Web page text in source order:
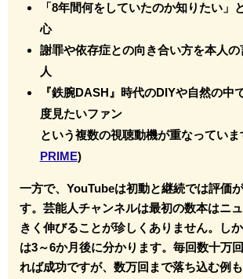
「8年間何をしていたのか知りたい」
心
謝罪や依存症との向き合い方を本人
人
『鉄腕DASH』時代のDIYや自然の中
度見たいファン
という複数の視聴動機が重なっていま
PRIME)
一方で、YouTubeは初動と継続では評価
す。芸能人チャンネルは最初の数本はニ
きく伸びることが珍しくありません。し
は3～6か月後に分かります。毎回数十万
れば成功ですが、数万回まで落ち込む例